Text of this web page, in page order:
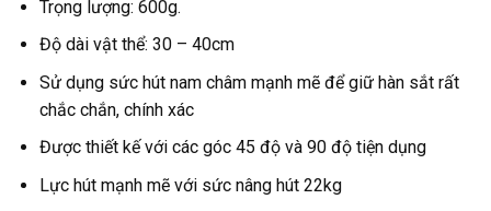
Trọng lượng: 600g.
Độ dài vật thể: 30 – 40cm
Sử dụng sức hút nam châm mạnh mẽ để giữ hàn sắt rất
chắc chắn, chính xác
Được thiết kế với các góc 45 độ và 90 độ tiện dụng
Lực hút mạnh mẽ với sức nâng hút 22kg